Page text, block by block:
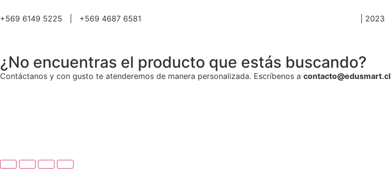
+569 6149 5225 | +569 4687 6581 | 2023
¿No encuentras el producto que estás buscando?
Contáctanos y con gusto te atenderemos de manera personalizada. Escríbenos a contacto@edusmart.cl